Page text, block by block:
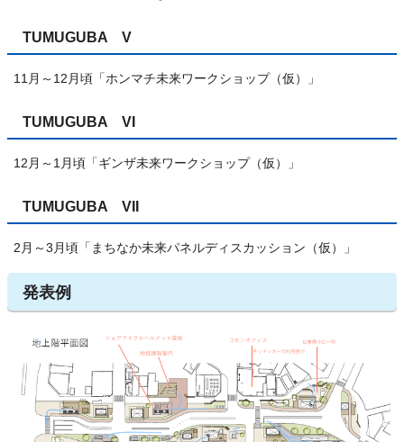
TUMUGUBA V
11月～12月頃「ホンマチ未来ワークショップ（仮）」
TUMUGUBA VI
12月～1月頃「ギンザ未来ワークショップ（仮）」
TUMUGUBA VII
2月～3月頃「まちなか未来パネルディスカッション（仮）」
発表例